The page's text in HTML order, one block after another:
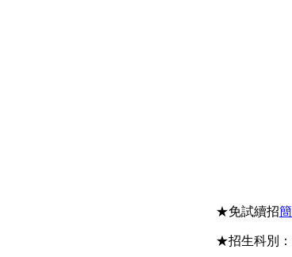
★免試續招
★招生科別：